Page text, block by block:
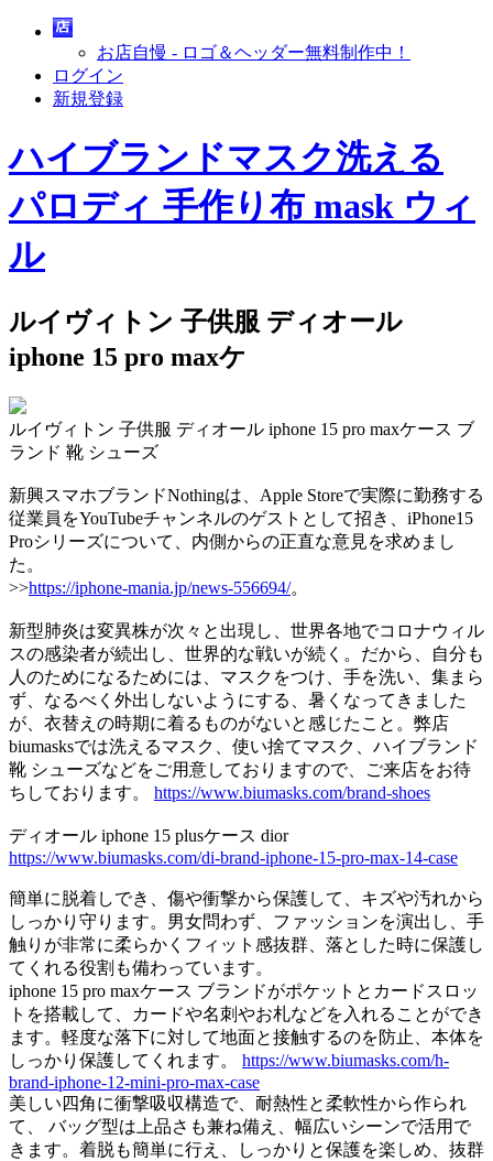
お店自慢 - ロゴ＆ヘッダー無料制作中！
ログイン
新規登録
ハイブランドマスク洗える
パロディ 手作り布 mask ウィ
ル
ルイヴィトン 子供服 ディオール
iphone 15 pro maxケ
ルイヴィトン 子供服 ディオール iphone 15 pro maxケース ブ
ランド 靴 シューズ
新興スマホブランドNothingは、Apple Storeで実際に勤務する
従業員をYouTubeチャンネルのゲストとして招き、iPhone15
Proシリーズについて、内側からの正直な意見を求めまし
た。
>>https://iphone-mania.jp/news-556694/。
新型肺炎は変異株が次々と出現し、世界各地でコロナウィル
スの感染者が続出し、世界的な戦いが続く。だから、自分も
人のためになるためには、マスクをつけ、手を洗い、集まら
ず、なるべく外出しないようにする、暑くなってきました
が、衣替えの時期に着るものがないと感じたこと。弊店
biumasksでは洗えるマスク、使い捨てマスク、ハイブランド
靴 シューズなどをご用意しておりますので、ご来店をお待
ちしております。 https://www.biumasks.com/brand-shoes
ディオール iphone 15 plusケース dior
https://www.biumasks.com/di-brand-iphone-15-pro-max-14-case
簡単に脱着しでき、傷や衝撃から保護して、キズや汚れから
しっかり守ります。男女問わず、ファッションを演出し、手
触りが非常に柔らかくフィット感抜群、落とした時に保護し
てくれる役割も備わっています。
iphone 15 pro maxケース ブランドがポケットとカードスロッ
トを搭載して、カードや名刺やお札などを入れることができ
ます。軽度な落下に対して地面と接触するのを防止、本体を
しっかり保護してくれます。 https://www.biumasks.com/h-
brand-iphone-12-mini-pro-max-case
美しい四角に衝撃吸収構造で、耐熱性と柔軟性から作られ
て、 バッグ型は上品さも兼ね備え、幅広いシーンで活用で
きます。着脱も簡単に行え、しっかりと保護を楽しめ、抜群